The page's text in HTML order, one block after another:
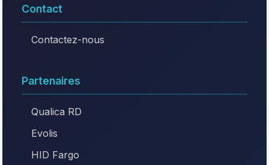
Contact
Contactez-nous
Partenaires
Qualica RD
Evolis
HID Fargo